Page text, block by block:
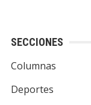
SECCIONES
Columnas
Deportes